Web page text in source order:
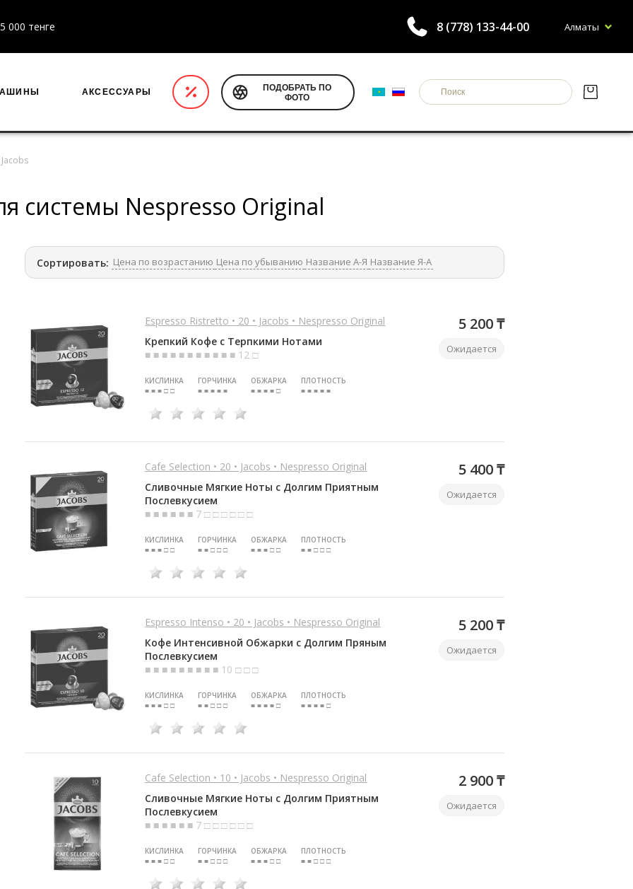
000 тенге 8 (778) 133-44-00 Алматы
АКСЕССУАРЫ
ПОДОБРАТЬ ПО
ФОТО
Jacobs
системы Nespresso Original
Сортировать: Цена по возрастанию Цена по убыванию Название А-Я Название Я-А
Espresso Ristretto • 20 • Jacobs • Nespresso Original
Крепкий Кофе с Терпкими Нотами
■ ■ ■ ■ ■ ■ ■ ■ ■ ■ ■ 12 □
КИСЛИНКА
■ ■ ■ □ □
ГОРЧИНКА
■ ■ ■ ■ ■
ОБЖАРКА
■ ■ ■ ■ □
ПЛОТНОСТЬ
■ ■ ■ ■ ■
5 200 ₸
Ожидается
Cafe Selection • 20 • Jacobs • Nespresso Original
Сливочные Мягкие Ноты с Долгим Приятным
Послевкусием
■ ■ ■ ■ ■ ■ 7 □ □ □ □ □ □
КИСЛИНКА
■ ■ ■ □ □
ГОРЧИНКА
■ ■ □ □ □
ОБЖАРКА
■ ■ ■ □ □
ПЛОТНОСТЬ
■ ■ □ □ □
5 400 ₸
Ожидается
Espresso Intenso • 20 • Jacobs • Nespresso Original
Кофе Интенсивной Обжарки с Долгим Пряным
Послевкусием
■ ■ ■ ■ ■ ■ ■ ■ ■ 10 □ □ □
КИСЛИНКА
■ ■ ■ □ □
ГОРЧИНКА
■ ■ □ □ □
ОБЖАРКА
■ ■ ■ ■ □
ПЛОТНОСТЬ
■ ■ ■ ■ □
5 200 ₸
Ожидается
Cafe Selection • 10 • Jacobs • Nespresso Original
Сливочные Мягкие Ноты с Долгим Приятным
Послевкусием
■ ■ ■ ■ ■ ■ 7 □ □ □ □ □ □
КИСЛИНКА
■ ■ ■ □ □
ГОРЧИНКА
■ ■ □ □ □
ОБЖАРКА
■ ■ ■ □ □
ПЛОТНОСТЬ
■ ■ □ □ □
2 900 ₸
Ожидается